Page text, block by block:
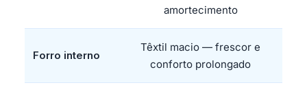
amortecimento
Forro interno
Têxtil macio — frescor e
conforto prolongado